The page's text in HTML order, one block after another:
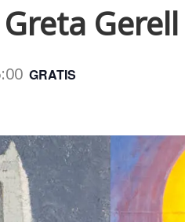
GRATIS